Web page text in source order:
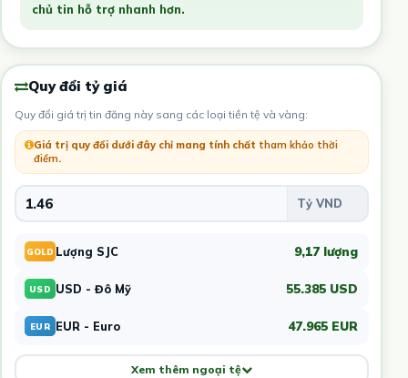
chủ tin hỗ trợ nhanh hơn.
Quy đổi tỷ giá
Quy đổi giá trị tin đăng này sang các loại tiền tệ và vàng:
Giá trị quy đổi dưới đây chỉ mang tính chất tham khảo thời
điểm.
GOLD Lượng SJC 9,17 lượng
USD USD - Đô Mỹ 55.385 USD
EUR EUR - Euro 47.965 EUR
Xem thêm ngoại tệ